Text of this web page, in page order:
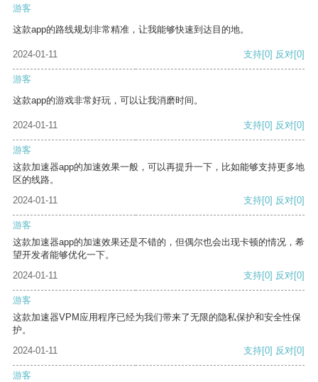
游客
这款app的路线规划非常精准，让我能够快速到达目的地。
2024-01-11 支持[0] 反对[0]
游客
这款app的游戏非常好玩，可以让我消磨时间。
2024-01-11 支持[0] 反对[0]
游客
这款加速器app的加速效果一般，可以再提升一下，比如能够支持更多地
区的线路。
2024-01-11
支持[0] 反对[0]
游客
这款加速器app的加速效果还是不错的，但偶尔也会出现卡顿的情况，希
望开发者能够优化一下。
2024-01-11
支持[0] 反对[0]
游客
这款加速器VPM应用程序已经为我们带来了无限的隐私保护和安全性保
护。
2024-01-11
支持[0] 反对[0]
游客